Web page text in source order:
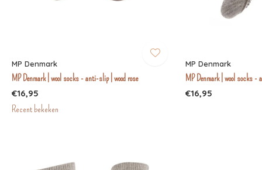
MP Denmark
MP Denmark | wool socks - anti-slip | wood rose
€16,95
MP Denmark
MP Denmark | wool socks -
€16,95
Recent bekeken